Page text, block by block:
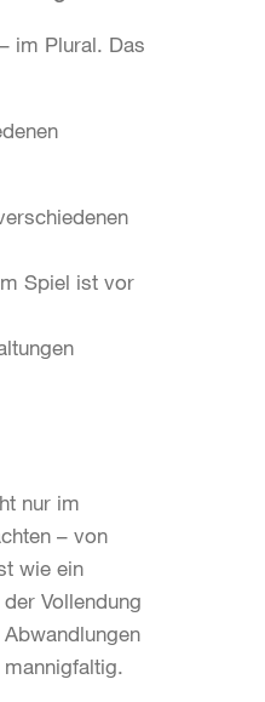
im Plural. Das
Spiel ist vor
nur im
– von
wie ein
Vollendung